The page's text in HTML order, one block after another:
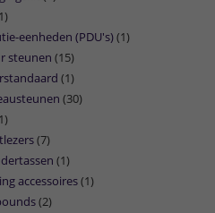
eenheden (PDU's)(1)
steunen (15)
(1)
(30)
(7)
(1)
accessoires(1)
(2)